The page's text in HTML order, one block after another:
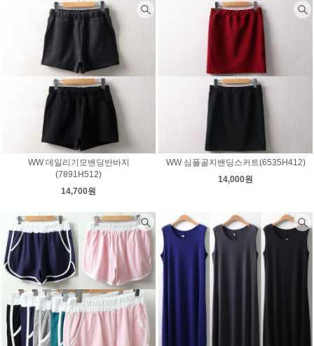
WW 데일리기모밴딩반바지
(7891H512)
14,700원
WW 심플골지밴딩스커트(6535H412)
14,000원